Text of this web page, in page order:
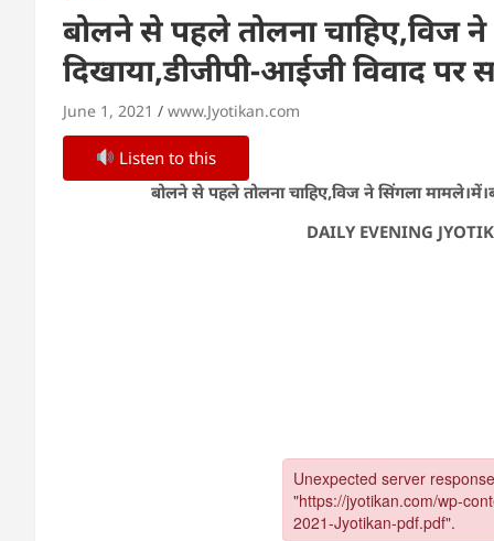
बोलने से पहले तोलना चाहिए,विज
दिखाया,डीजीपी-आईजी विवाद पर
June 1, 2021 www.Jyotikan.com
Listen to this
बोलने से पहले तोलना चाहिए,विज ने सिंगला
DAILY EVENING